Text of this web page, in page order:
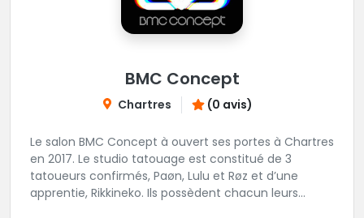
BMC Concept
Chartres (0 avis)
Le salon BMC Concept à ouvert ses portes à Chartres
en 2017. Le studio tatouage est constitué de 3
tatoueurs confirmés, Paøn, Lulu et Røz et d’une
apprentie, Rikkineko. Ils possèdent chacun leurs